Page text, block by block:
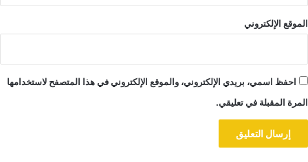
الموقع الإلكتروني
احفظ اسمي، بريدي الإلكتروني، والموقع الإلكتروني في هذا المتصفح لاستخدامها
المرة المقبلة في تعليقي.